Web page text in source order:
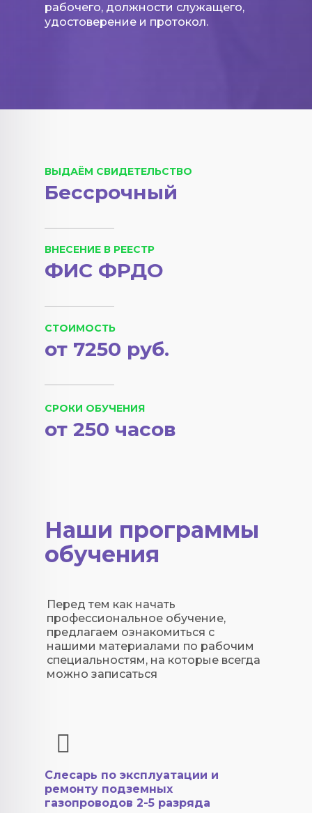
рабочего, должности служащего,
удостоверение и протокол.
ВЫДАЁМ СВИДЕТЕЛЬСТВО
Бессрочный
ВНЕСЕНИЕ В РЕЕСТР
ФИС ФРДО
СРОКИ ОБУЧЕНИЯ
СТОИМОСТЬ
от 250 часов
от 7250 руб.
Наши программы
обучения
Перед тем как начать
профессиональное обучение,
предлагаем ознакомиться с
нашими материалами по рабочим
специальностям, на которые всегда
можно записаться
Слесарь по эксплуатации и
ремонту подземных
газопроводов 2-5 разряда